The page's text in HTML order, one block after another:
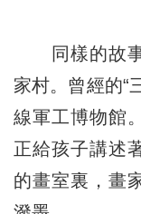
同樣的故事
家村。曾經的“
線軍工博物館
正給孩子講述
的畫室裏，畫